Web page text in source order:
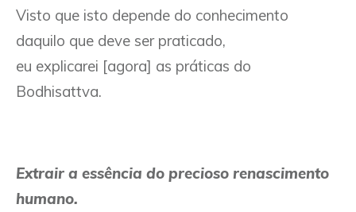
Visto que isto depende do conhecimento
daquilo que deve ser praticado,
eu explicarei [agora] as práticas do
Bodhisattva.
Extrair a essência do precioso renascimento
humano.